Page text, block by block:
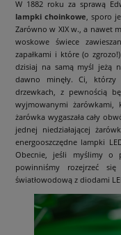
W 1882 roku za sprawą
lampki choinkowe, sporo
Zarówno w XIX w., a nawet
woskowe świece
zapałkami i które (o
dzisiaj na samą myśl jeżą
dawno minęły. Ci,
drzewkach, z pewnością
wyjmowanymi żarówkami,
żarówka wygaszała cały
jednej niedziałającej
energooszczędne lampki
Obecnie, jeśli myślimy o
powinniśmy rozejrzeć
światłowodową z diodami